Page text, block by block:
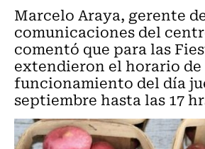
Marcelo Araya, gerente
comunicaciones del
comentó que para las
extendieron el horario de
funcionamiento del día
septiembre hasta las 17